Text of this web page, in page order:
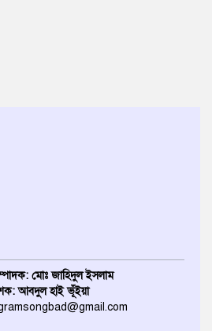
মোঃ জাহিদুল ইসলাম
আবদুল হাই ভূঁইয়া